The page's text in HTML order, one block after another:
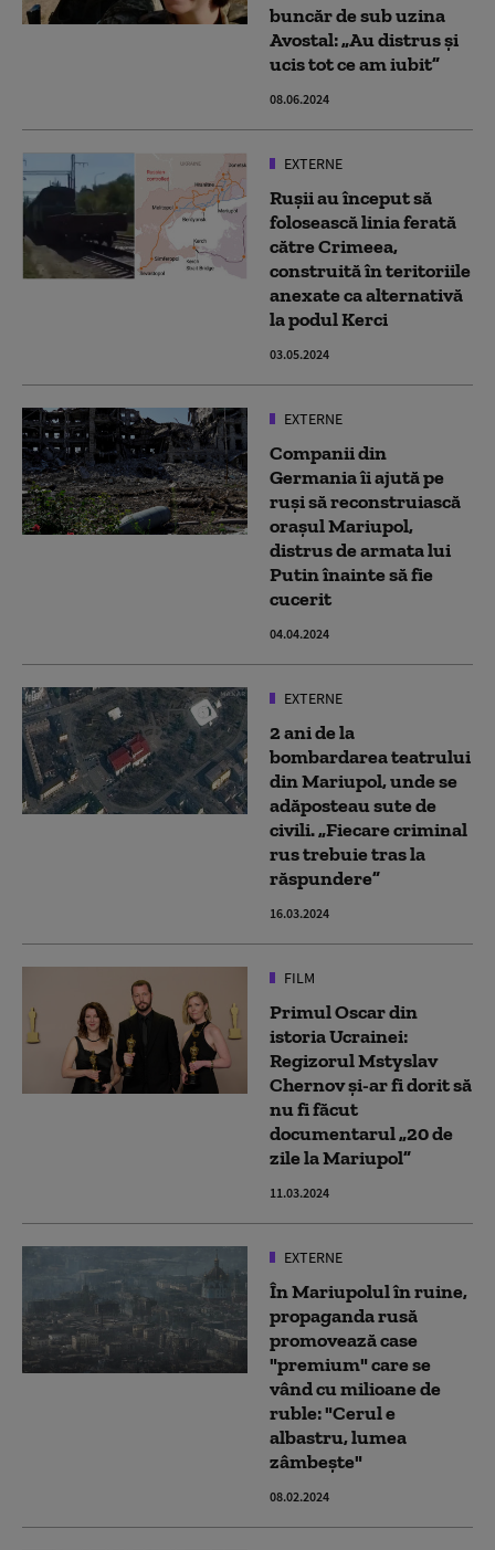
buncăr de sub uzina
Avostal: „Au distrus și
ucis tot ce am iubit”
08.06.2024
EXTERNE
Rușii au început să
folosească linia ferată
către Crimeea,
construită în teritoriile
anexate ca alternativă
la podul Kerci
03.05.2024
EXTERNE
Companii din
Germania îi ajută pe
ruși să reconstruiască
orașul Mariupol,
distrus de armata lui
Putin înainte să fie
cucerit
04.04.2024
EXTERNE
2 ani de la
bombardarea teatrului
din Mariupol, unde se
adăposteau sute de
civili. „Fiecare criminal
rus trebuie tras la
răspundere”
16.03.2024
FILM
Primul Oscar din
istoria Ucrainei:
Regizorul Mstyslav
Chernov și-ar fi dorit să
nu fi făcut
documentarul „20 de
zile la Mariupol”
11.03.2024
EXTERNE
În Mariupolul în ruine,
propaganda rusă
promovează case
"premium" care se
vând cu milioane de
ruble: "Cerul e
albastru, lumea
zâmbește"
08.02.2024